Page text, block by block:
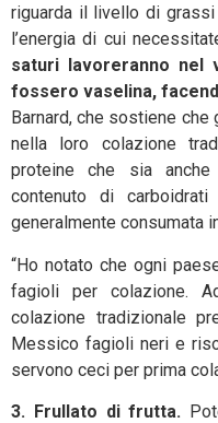
riguarda il livello di
l’energia di cui
saturi lavoreranno nel
fossero vaselina,
Barnard, che sostiene
nella loro colazione
proteine che sia
contenuto di
generalmente consumata
“Ho notato che ogni
fagioli per colazione.
colazione tradizionale
Messico fagioli neri e
servono ceci per prima
3. Frullato di frutta.